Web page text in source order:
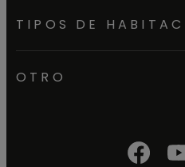
TIPOS DE
OTRO